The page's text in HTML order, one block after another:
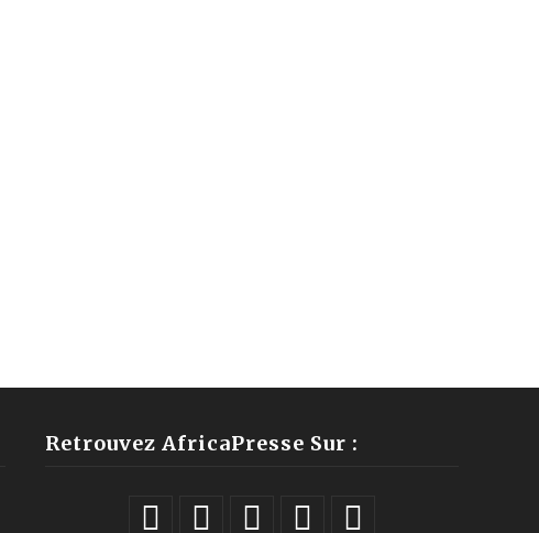
Retrouvez AfricaPresse Sur :